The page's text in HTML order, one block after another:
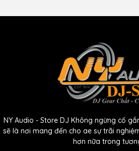
NY Audio - Store DJ Không ngừng cố
sẽ là nơi mang đến cho ae sự trãi
hơn nữa trong